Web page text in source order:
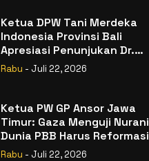
Ketua DPW Tani Merdeka
Indonesia Provinsi Bali
Apresiasi Penunjukan Dr.
Sudaryono sebagai Kepala
Badan Gizi Nasional
Rabu - Juli 22, 2026
Ketua PW GP Ansor Jawa
Timur: Gaza Menguji Nurani
Dunia PBB Harus Reformasi
Total atau Kehilangan
Rabu - Juli 22, 2026